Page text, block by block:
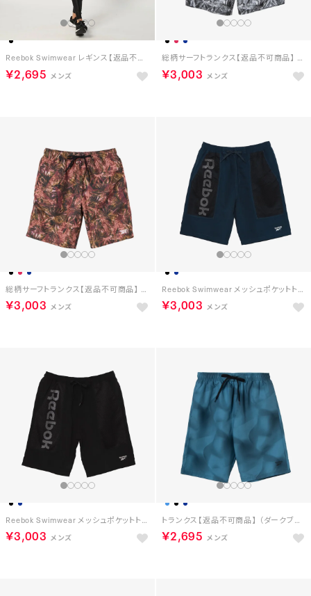
Reebok Swimwear レギンス【返品不可商品】 （BK）
￥2,695
総柄サーフトランクス【返品不可商品】 （ブラック）
￥3,003
総柄サーフトランクス【返品不可商品】 （レッド）
￥3,003
Reebok Swimwear メッシュポケットトランクス【返品不可商品】 （ネイビー）
￥3,003
Reebok Swimwear メッシュポケットトランクス【返品不可商品】 （ブラック）
￥3,003
トランクス【返品不可商品】 （ダークブルー）
￥2,695